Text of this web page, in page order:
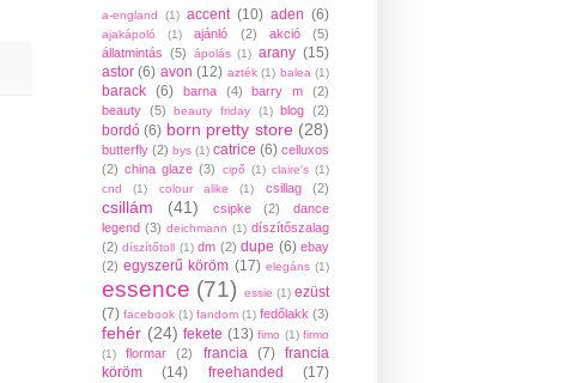
a-england (1) accent (10) aden (6)
ajakápoló (1) ajánló (2) akció
(5)
állatmintás (5) ápolás (1) arany (15)
astor (6) avon (12) azték (1) balea (1)
barack (6) barna (4) barry m
(2)
beauty (5) beauty friday (1) blog (2)
bordó (6) born pretty store (28)
butterfly (2) bys (1) catrice (6) celluxos
(2) china glaze (3) cipő (1) claire's (1)
cnd
(1) colour alike (1) csillag (2)
csillám (41) csipke (2)
dance
legend (3) deichmann (1) díszítőszalag
(2) díszítőtoll (1) dm (2) dupe (6) ebay
(2) egyszerű köröm (17) elegáns (1)
essence (71) essie (1) ezüst
(7) facebook (1) fandom (1) fedőlakk (3)
fehér (24) fekete (13) fimo (1) firmo
(1)
flormar (2) francia (7) francia
köröm
(14) freehanded (17)